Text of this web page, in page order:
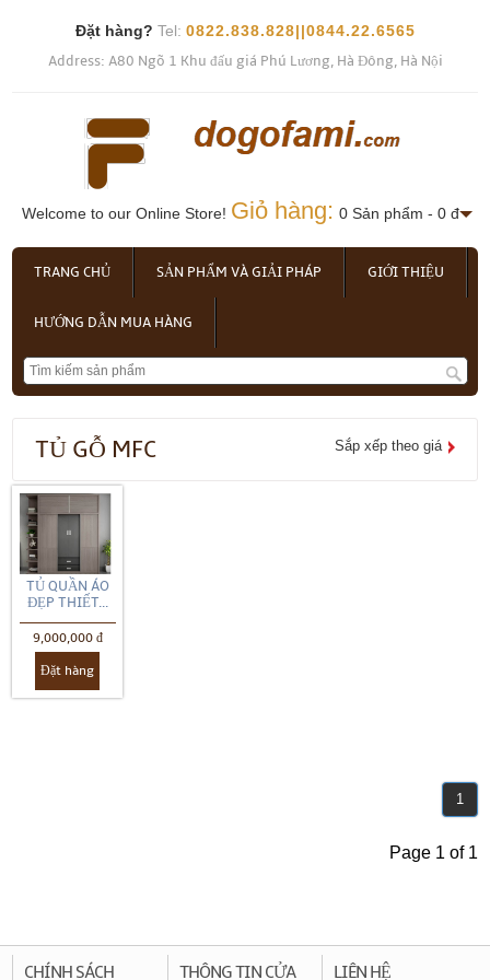
Đặt hàng? Tel: 0822.838.828||0844.22.6565
Address: A80 Ngõ 1 Khu đấu giá Phú Lương, Hà Đông, Hà Nội
Welcome to our Online Store! Giỏ hàng: 0 Sản phẩm - 0 đ
TRANG CHỦ SẢN PHẨM VÀ GIẢI PHÁP GIỚI THIỆU
HƯỚNG DẪN MUA HÀNG
TỦ GỖ MFC Sắp xếp theo giá
TỦ QUẦN ÁO
ĐẸP THIẾT...
9,000,000 đ
Đặt hàng
1
Page 1 of 1
CHÍNH SÁCH THÔNG TIN CỬA LIÊN HỆ